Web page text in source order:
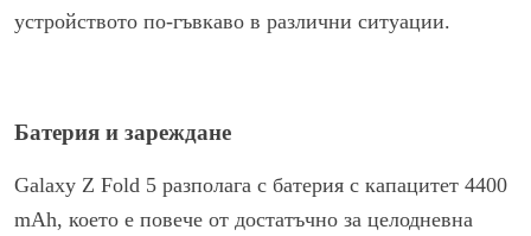
устройството по-гъвкаво в различни ситуации.
Батерия и зареждане
Galaxy Z Fold 5 разполага с батерия с капацитет 4400
mAh, което е повече от достатъчно за целодневна